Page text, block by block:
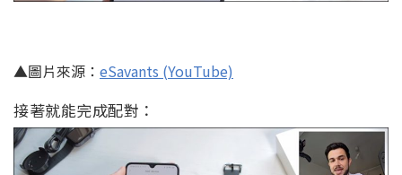
▲圖片來源： eSavants (YouTube)
接著就能完成配對：